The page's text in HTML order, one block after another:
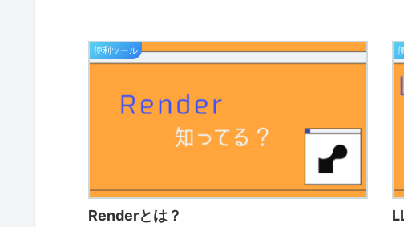
便利ツール
Renderとは？